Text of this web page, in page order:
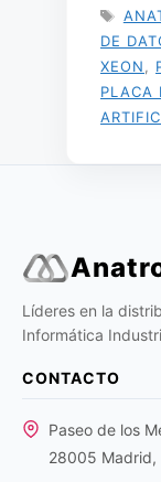
DE
XEON
PLACA
Líderes en la
Informática
CONTACTO
Paseo de los
28005 Madrid,